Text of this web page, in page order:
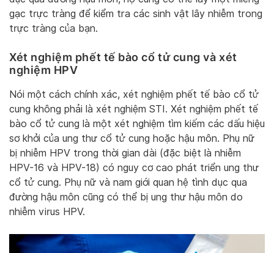
gạc trực tràng để kiểm tra các sinh vật lây nhiễm trong
trực tràng của bạn.
Xét nghiệm phết tế bào cổ tử cung và xét
nghiệm HPV
Nói một cách chính xác, xét nghiệm phết tế bào cổ tử
cung không phải là xét nghiệm STI. Xét nghiệm phết tế
bào cổ tử cung là một xét nghiệm tìm kiếm các dấu hiệu
sơ khởi của ung thư cổ tử cung hoặc hậu môn. Phụ nữ
bị nhiễm HPV trong thời gian dài (đặc biệt là nhiễm
HPV-16 và HPV-18) có nguy cơ cao phát triển ung thư
cổ tử cung. Phụ nữ và nam giới quan hệ tình dục qua
đường hậu môn cũng có thể bị ung thư hậu môn do
nhiễm virus HPV.